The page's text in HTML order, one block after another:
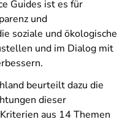
Guides ist es für
und
soziale und ökologische
und im Dialog mit
beurteilt dazu die
dieser
aus 14 Themen